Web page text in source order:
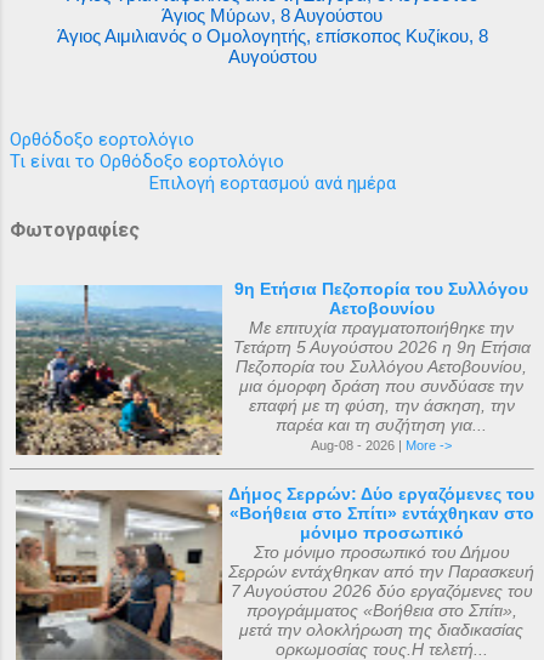
Άγιος Μύρων, 8 Αυγούστου
Άγιος Αιμιλιανός ο Ομολογητής, επίσκοπος Κυζίκου, 8
Αυγούστου
Ορθόδοξο εορτολόγιο
Τι είναι το Ορθόδοξο εορτολόγιο
Επιλογή εορτασμού ανά ημέρα
Φωτογραφίες
9η Ετήσια Πεζοπορία του Συλλόγου
Αετοβουνίου
Με επιτυχία πραγματοποιήθηκε την
Τετάρτη 5 Αυγούστου 2026 η 9η Ετήσια
Πεζοπορία του Συλλόγου Αετοβουνίου,
μια όμορφη δράση που συνδύασε την
επαφή με τη φύση, την άσκηση, την
παρέα και τη συζήτηση για...
Aug-08 - 2026 | More ->
Δήμος Σερρών: Δύο εργαζόμενες του
«Βοήθεια στο Σπίτι» εντάχθηκαν στο
μόνιμο προσωπικό
Στο μόνιμο προσωπικό του Δήμου
Σερρών εντάχθηκαν από την Παρασκευή
7 Αυγούστου 2026 δύο εργαζόμενες του
προγράμματος «Βοήθεια στο Σπίτι»,
μετά την ολοκλήρωση της διαδικασίας
ορκωμοσίας τους.Η τελετή...